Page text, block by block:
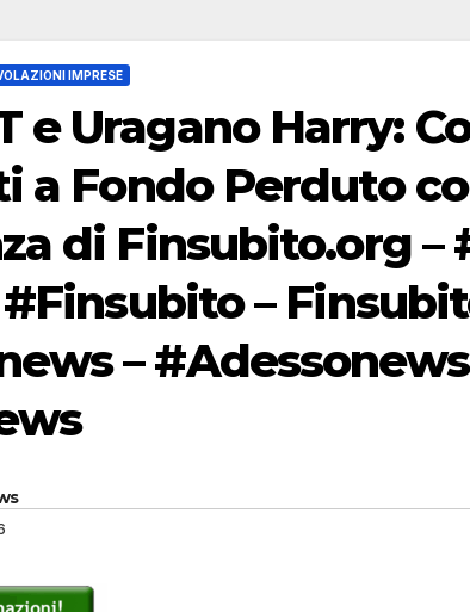
IMPRESE
e Uragano Harry:
a Fondo Perduto
di Finsubito.org –
–
–